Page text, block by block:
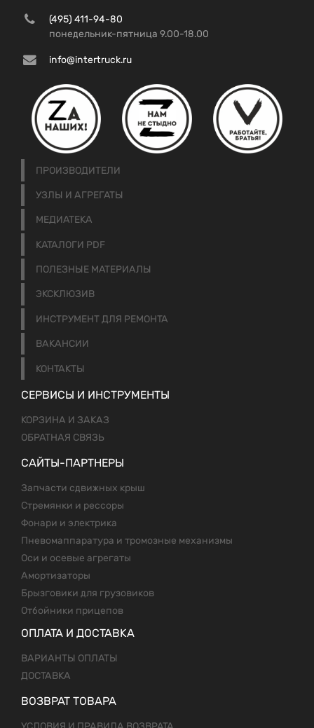
(495) 411-94-80
понедельник-пятница 9.00-18.00
info@intertruck.ru
ПРОИЗВОДИТЕЛИ
УЗЛЫ И АГРЕГАТЫ
МЕДИАТЕКА
КАТАЛОГИ PDF
ПОЛЕЗНЫЕ МАТЕРИАЛЫ
ЭКСКЛЮЗИВ
ИНСТРУМЕНТ ДЛЯ РЕМОНТА
ВАКАНСИИ
КОНТАКТЫ
СЕРВИСЫ И ИНСТРУМЕНТЫ
КОРЗИНА И ЗАКАЗ
ОБРАТНАЯ СВЯЗЬ
САЙТЫ-ПАРТНЕРЫ
Запчасти сдвижных крыш
Стремянки и рессоры
Фонари и электрика
Пневомаппаратура и тромозные механизмы
Оси и осевые агрегаты
Амортизаторы
Брызговики для грузовиков
Отбойники прицепов
ОПЛАТА И ДОСТАВКА
ВАРИАНТЫ ОПЛАТЫ
ДОСТАВКА
ВОЗВРАТ ТОВАРА